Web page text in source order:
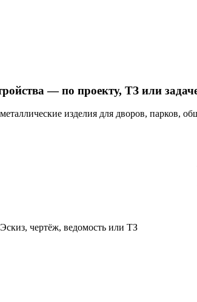
— по проекту, ТЗ или
изделия для дворов, парков,
Эскиз, чертёж, ведомость или ТЗ